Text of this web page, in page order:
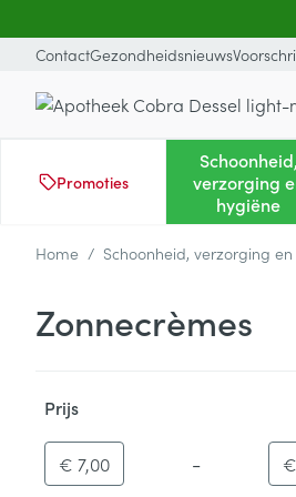
ContactGezondheidsnieuws
Promoties
Schoonheid,
verzorging
hygiëne
Toon
Home / Schoonheid, verzorging
Zonnecrèmes
Prijs
Minimumwaarde
€ 7,00 -